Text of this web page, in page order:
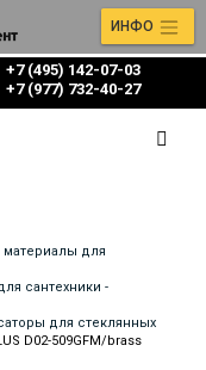
+7 (495) 142-07-03
‎‎+7 (977) 732-40-27
ИНФО
материалы для
сантехники -
для стеклянных
D02-509GFM/brass